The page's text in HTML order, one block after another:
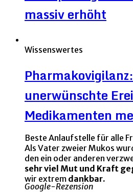
massiv erhöht
Wissenswertes
unerwünschte
Medikamenten
Beste Anlaufstelle für alle
Als Vater zweier Mukos
den ein oder anderen
sehr viel Mut und Kraft
wir extrem dankbar.
Google-Rezension